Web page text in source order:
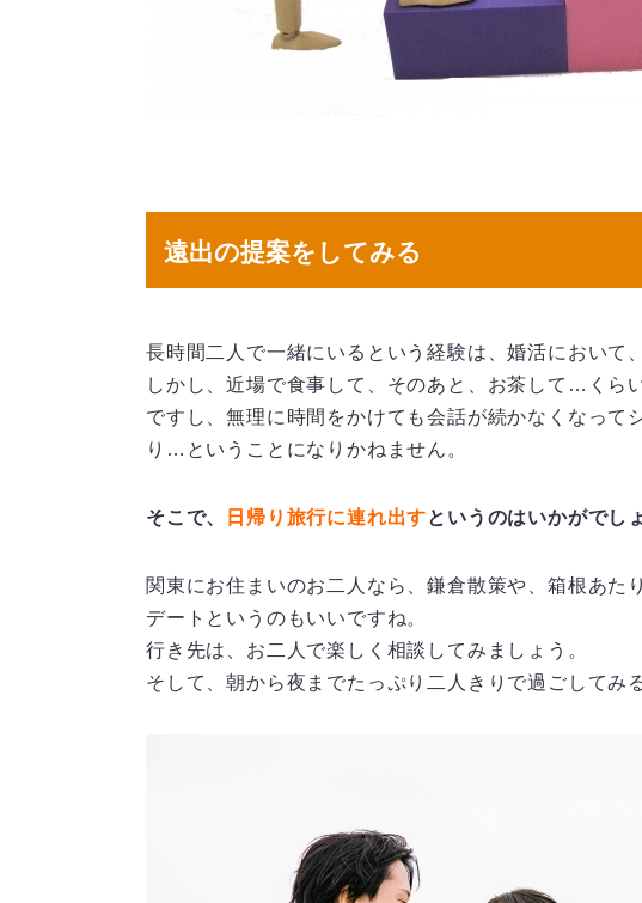
遠出の提案をしてみる
長時間二人で一緒にいるという経験は、婚活において
しかし、近場で食事して、そのあと、お茶して…くら
ですし、無理に時間をかけても会話が続かなくなって
り…ということになりかねません。
そこで、 日帰り旅行に連れ出すというのはいかがでし
関東にお住まいのお二人なら、鎌倉散策や、箱根あた
デートというのもいいですね。
行き先は、お二人で楽しく相談してみましょう。
そして、朝から夜までたっぷり二人きりで過ごしてみ